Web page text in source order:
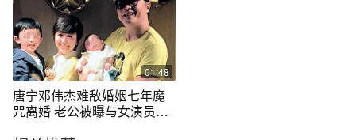
01:48
唐宁邓伟杰难敌婚姻七年魔
咒离婚 老公被曝与女演员关